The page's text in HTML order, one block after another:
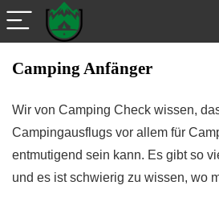
Camping Anfänger
Wir von Camping Check wissen,
Campingausflugs vor allem für
entmutigend sein kann. Es gibt so
und es ist schwierig zu wissen, wo